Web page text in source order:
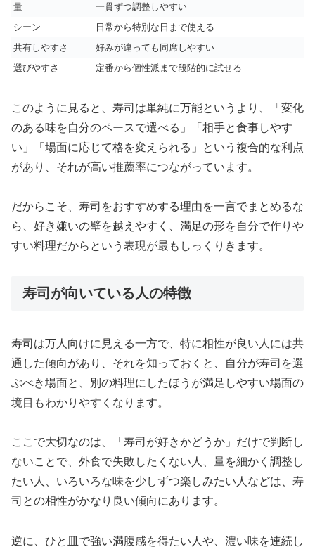
量
一貫ずつ調整しやすい
シーン
日常から特別な日まで使える
共有しやすさ
好みが違っても同席しやすい
選びやすさ
定番から個性派まで段階的に試せる
このように見ると、寿司は単純に万能というより、「変化
のある味を自分のペースで選べる」「相手と食事しやす
い」「場面に応じて格を変えられる」という複合的な利点
があり、それが高い推薦率につながっています。
だからこそ、寿司をおすすめする理由を一言でまとめるな
ら、好き嫌いの壁を越えやすく、満足の形を自分で作りや
すい料理だからという表現が最もしっくりきます。
寿司が向いている人の特徴
寿司は万人向けに見える一方で、特に相性が良い人には共
通した傾向があり、それを知っておくと、自分が寿司を選
ぶべき場面と、別の料理にしたほうが満足しやすい場面の
境目もわかりやすくなります。
ここで大切なのは、「寿司が好きかどうか」だけで判断し
ないことで、外食で失敗したくない人、量を細かく調整し
たい人、いろいろな味を少しずつ楽しみたい人などは、寿
司との相性がかなり良い傾向にあります。
逆に、ひと皿で強い満腹感を得たい人や、濃い味を連続し